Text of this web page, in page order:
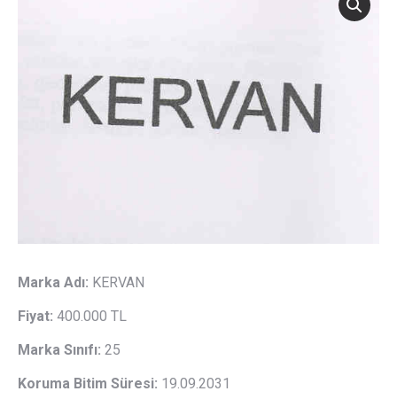
Marka Adı: KERVAN
Fiyat: 400.000 TL
Marka Sınıfı: 25
Koruma Bitim Süresi: 19.09.2031